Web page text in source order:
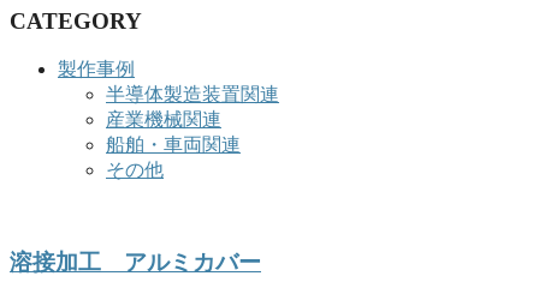
CATEGORY
製作事例
半導体製造装置関連
産業機械関連
船舶・車両関連
その他
溶接加工 アルミカバー